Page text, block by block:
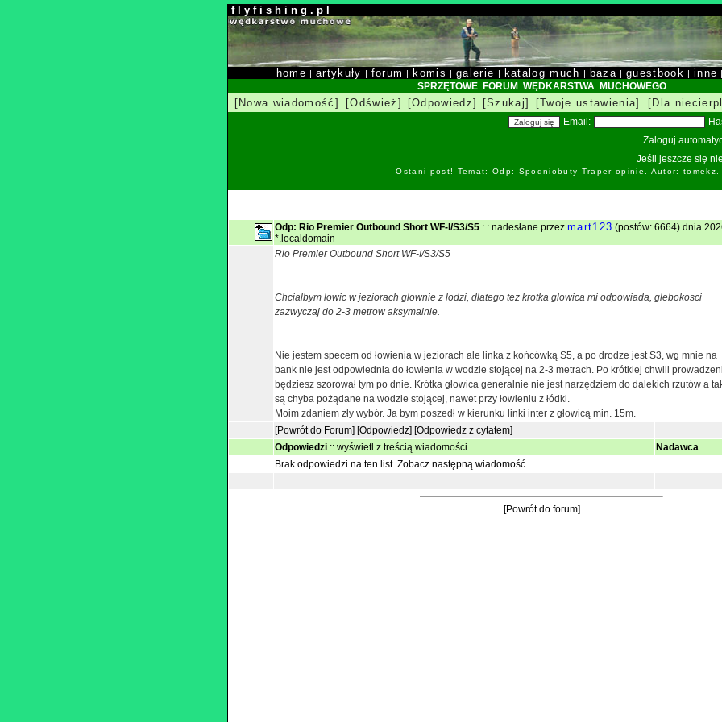
f l y f i s h i n g . p l
home |artykuły | forum | komis |galerie | katalog much | baza | guestbook | inne
SPRZĘTOWE FORUM WĘDKARSTWA MUCHOWEGO
[Nowa wiadomość] [Odśwież] [Odpowiedz] [Szukaj] [Twoje ustawienia] [Dla
Email:
Zaloguj
Jeśli jeszcze się
Ostani post! Temat: Odp: Spodniobuty Traper-opinie. Autor: tomekz.
Odp: Rio Premier Outbound Short WF-I/S3/S5 : : nadesłane przez mart123 (postów: 6664) dnia
*.localdomain
Rio Premier Outbound Short WF-I/S3/S5
Chcialbym lowic w jeziorach glownie z lodzi, dlatego tez krotka glowica mi odpowiada, glebokosci
zazwyczaj do 2-3 metrow aksymalnie.
Nie jestem specem od łowienia w jeziorach ale linka z końcówką S5, a po drodze jest S3, wg mnie na
bank nie jest odpowiednia do łowienia w wodzie stojącej na 2-3 metrach. Po krótkiej chwili
będziesz szorował tym po dnie. Krótka głowica generalnie nie jest narzędziem do dalekich rzutów a
są chyba pożądane na wodzie stojącej, nawet przy łowieniu z łódki.
Moim zdaniem zły wybór. Ja bym poszedł w kierunku linki inter z głowicą min. 15m.
[Powrót do Forum] [Odpowiedz] [Odpowiedz z cytatem]
Odpowiedzi :: wyświetl z treścią wiadomości Nadawca
Brak odpowiedzi na ten list. Zobacz następną wiadomość.
[Powrót do forum]